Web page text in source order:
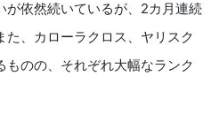
が依然続いているが、2カ月連続
、カローラクロス、ヤリスク
ものの、それぞれ大幅なランク